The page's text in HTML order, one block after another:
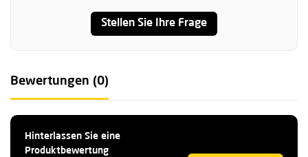
Stellen Sie Ihre Frage
Bewertungen (0)
Hinterlassen Sie eine
Produktbewertung